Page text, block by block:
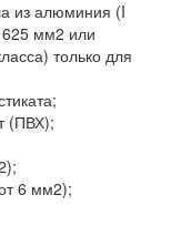
из алюминия (I
мм2 или
только для
(ПВХ);
6 мм2);